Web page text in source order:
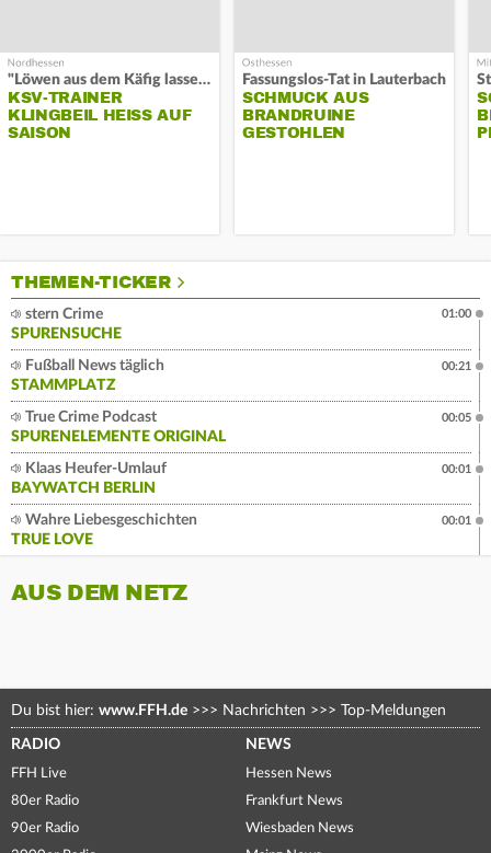
"Löwen aus dem Käfig lassen"
KSV-TRAINER
KLINGBEIL HEISS AUF S
AISON
Fassungslos-Tat in Lauterbach
SCHMUCK AUS
BRANDRUINE
GESTOHLEN
THEMEN-TICKER
stern Crime
SPURENSUCHE
01:00
Fußball News täglich
STAMMPLATZ
00:21
True Crime Podcast
SPURENELEMENTE ORIGINAL
00:05
Klaas Heufer-Umlauf
BAYWATCH BERLIN
00:01
Wahre Liebesgeschichten
TRUE LOVE
00:01
AUS DEM NETZ
Du bist hier: www.FFH.de >>> Nachrichten >>> Top-Meldungen
RADIO
FFH Live
80er Radio
90er Radio
NEWS
Hessen News
Frankfurt News
Wiesbaden News